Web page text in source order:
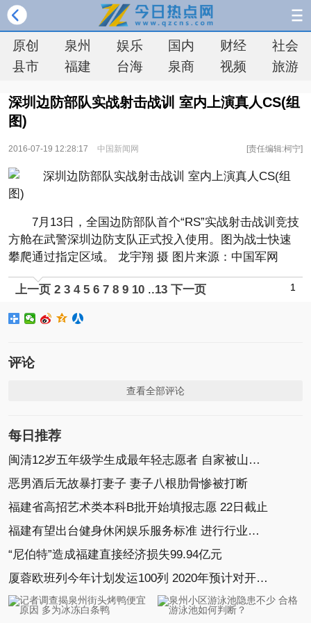
原创 泉州 娱乐 国内 财经
社会
县市
福建 台海 泉商 视频 旅游
深圳边防部队实战射击战训 室内上演真人CS(组
图)
2016-07-19 12:28:17 中国新闻网 [责任编辑:柯宁]
7月13日，全国边防部队首个“RS”实战射击战训竞技
方舱在武警深圳边防支队正式投入使用。图为战士快速
攀爬通过指定区域。 龙宇翔 摄 图片来源：中国军网
上一页 1
2 3 4 5 6 7 8 9 10 ..13 下一页
评论
查看全部评论
每日推荐
闽清12岁五年级学生成最年轻志愿者 自家被山洪冲毁
恶男酒后无故暴打妻子 妻子八根肋骨惨被打断
福建省高招艺术类本科B批开始填报志愿 22日截止
福建有望出台健身休闲娱乐服务标准 进行行业规范
“尼伯特”造成福建直接经济损失99.94亿元
厦蓉欧班列今年计划发运100列 2020年预计对开2000列